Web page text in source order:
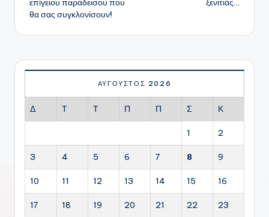
επίγειου παράδεισου που
θα σας συγκλονίσουν!
ξενιτιάς…
ΑΎΓΟΥΣΤΟΣ 2026
Δ Τ Τ Π Π Σ Κ
1 2
3 4 5 6 7 8 9
10 11 12 13 14 15 16
17 18 19 20 21 22 23